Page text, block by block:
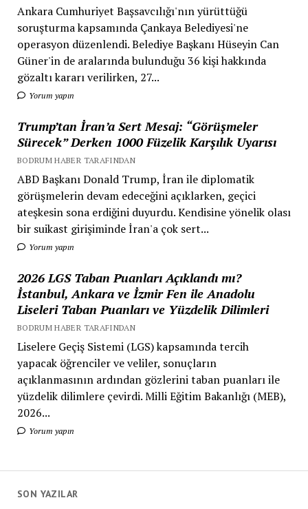
Ankara Cumhuriyet Başsavcılığı'nın yürüttüğü
soruşturma kapsamında Çankaya Belediyesi'ne
operasyon düzenlendi. Belediye Başkanı Hüseyin Can
Güner'in de aralarında bulunduğu 36 kişi hakkında
gözaltı kararı verilirken, 27...
Yorum yapın
Trump’tan İran’a Sert Mesaj: “Görüşmeler
Sürecek” Derken 1000 Füzelik Karşılık Uyarısı
BODRUM HABER TARAFINDAN
ABD Başkanı Donald Trump, İran ile diplomatik
görüşmelerin devam edeceğini açıklarken, geçici
ateşkesin sona erdiğini duyurdu. Kendisine yönelik olası
bir suikast girişiminde İran'a çok sert...
Yorum yapın
2026 LGS Taban Puanları Açıklandı mı?
İstanbul, Ankara ve İzmir Fen ile Anadolu
Liseleri Taban Puanları ve Yüzdelik Dilimleri
BODRUM HABER TARAFINDAN
Liselere Geçiş Sistemi (LGS) kapsamında tercih
yapacak öğrenciler ve veliler, sonuçların
açıklanmasının ardından gözlerini taban puanları ile
yüzdelik dilimlere çevirdi. Milli Eğitim Bakanlığı (MEB),
2026...
Yorum yapın
SON YAZILAR